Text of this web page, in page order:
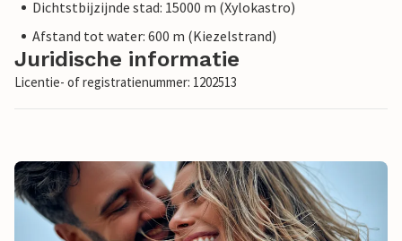
Dichtstbijzijnde stad: 15000 m (Xylokastro)
Afstand tot water: 600 m (Kiezelstrand)
Juridische informatie
Licentie- of registratienummer: 1202513